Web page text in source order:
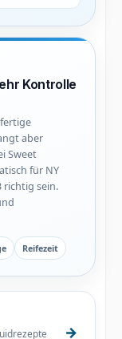
Kontrolle
aber
Sweet
für NY
richtig sein.
Reifezeit
→